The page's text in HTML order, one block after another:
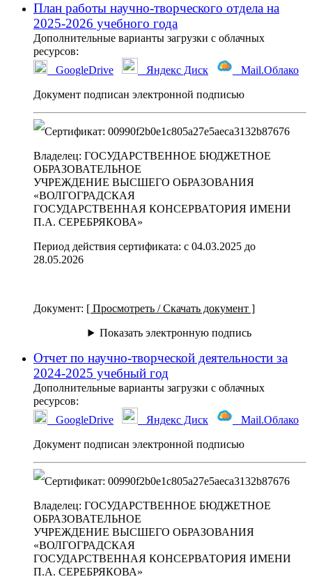
План работы научно-творческого отдела на
2025-2026 учебного года
Дополнительные варианты загрузки с облачных
ресурсов:
GoogleDrive
Яндекс Диск Mail.Облако
Документ подписан электронной подписью
Сертификат: 00990f2b0e1c805a27e5aeca3132b87676
Владелец: ГОСУДАРСТВЕННОЕ БЮДЖЕТНОЕ
ОБРАЗОВАТЕЛЬНОЕ
УЧРЕЖДЕНИЕ ВЫСШЕГО ОБРАЗОВАНИЯ
«ВОЛГОГРАДСКАЯ
ГОСУДАРСТВЕННАЯ КОНСЕРВАТОРИЯ ИМЕНИ
П.А. СЕРЕБРЯКОВА»
Период действия сертификата: с 04.03.2025 до
28.05.2026
Документ: [ Просмотреть / Скачать документ ]
Показать электронную подпись
Отчет по научно-творческой деятельности за
2024-2025 учебный год
Дополнительные варианты загрузки с облачных
ресурсов:
GoogleDrive
Яндекс Диск Mail.Облако
Документ подписан электронной подписью
Сертификат: 00990f2b0e1c805a27e5aeca3132b87676
Владелец: ГОСУДАРСТВЕННОЕ БЮДЖЕТНОЕ
ОБРАЗОВАТЕЛЬНОЕ
УЧРЕЖДЕНИЕ ВЫСШЕГО ОБРАЗОВАНИЯ
«ВОЛГОГРАДСКАЯ
ГОСУДАРСТВЕННАЯ КОНСЕРВАТОРИЯ ИМЕНИ
П.А. СЕРЕБРЯКОВА»